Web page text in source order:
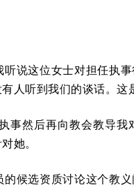
说这位女士对担任执
人听到我们的谈话。这
事然后再向教会教导
她。
候选资质讨论这个教